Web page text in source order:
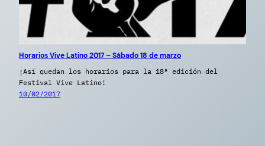
Horarios Vive Latino 2017 – Sábado 18 de marzo
¡Así quedan los horarios para la 18ª edición del
Festival Vive Latino!
10/02/2017